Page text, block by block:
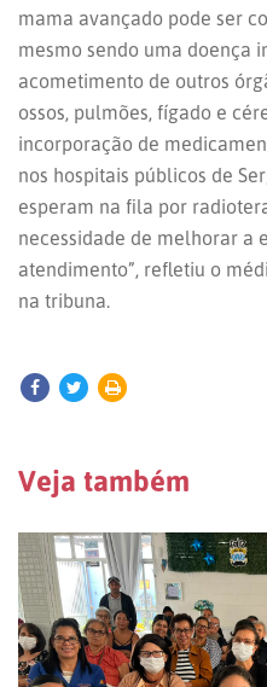
mama avançado pode ser
mesmo sendo uma doença
acometimento de outros
ossos, pulmões, fígado e
incorporação de
nos hospitais públicos de
esperam na fila por
necessidade de melhorar a
atendimento”, refletiu o
na tribuna.
Veja também